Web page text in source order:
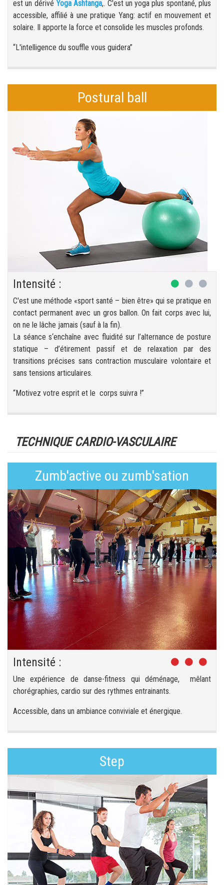
est un dérivé Yoga Ashtanga,. C'est un yoga plus spontané, plus
accessible, affilié à une pratique Yang: actif en mouvement et
solaire. Il apporte la force et consolide les muscles profonds.
“L'intelligence du souffle vous guidera”
Postural ball
Intensité :
C'est une méthode «sport santé – bien être» qui se pratique en
contact permanent avec un gros ballon. On fait corps avec lui,
on ne le lâche jamais (sauf à la fin).
La séance s‘enchaîne avec fluidité sur l’alternance de posture
statique – d’étirement passif et de relaxation par des
transitions précises sans contraction musculaire volontaire et
sans tensions articulaires.
“Motivez votre esprit et le corps suivra !”
TECHNIQUE CARDIO-VASCULAIRE
Zumb'active ou zumb'sation
Intensité :
Une expérience de danse-fitness qui déménage, mêlant
chorégraphies, cardio sur des rythmes entrainants.
Accessible, dans un ambiance conviviale et énergique.
Step